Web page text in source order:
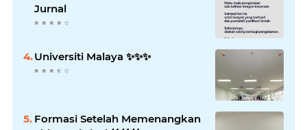
Jurnal
Universiti Malaya ✨️✨️✨️
Formasi Setelah Memenangkan